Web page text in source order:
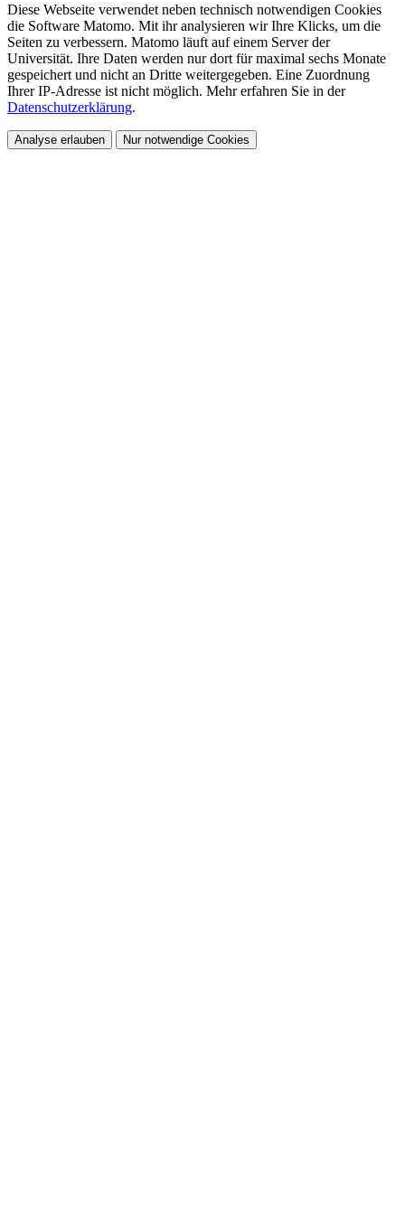
Diese Webseite verwendet neben technisch notwendigen Cookies
die Software Matomo. Mit ihr analysieren wir Ihre Klicks, um die
Seiten zu verbessern. Matomo läuft auf einem Server der
Universität. Ihre Daten werden nur dort für maximal sechs Monate
gespeichert und nicht an Dritte weitergegeben. Eine Zuordnung
Ihrer IP-Adresse ist nicht möglich. Mehr erfahren Sie in der
Datenschutzerklärung.
Analyse erlauben Nur notwendige Cookies